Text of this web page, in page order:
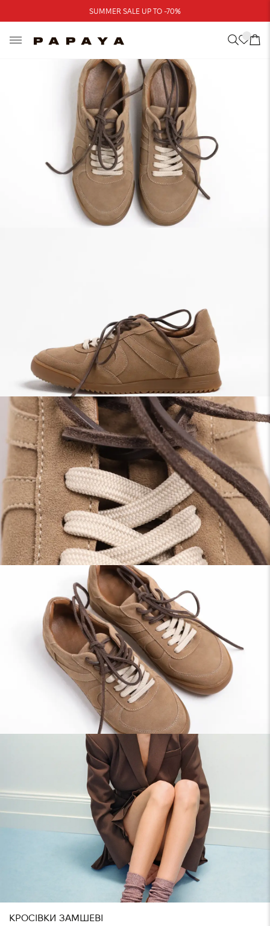
Треба допомога?
Адреси магазинів
SUMMER SALE UP TO -70%
КРОСІВКИ ЗАМШЕВІ